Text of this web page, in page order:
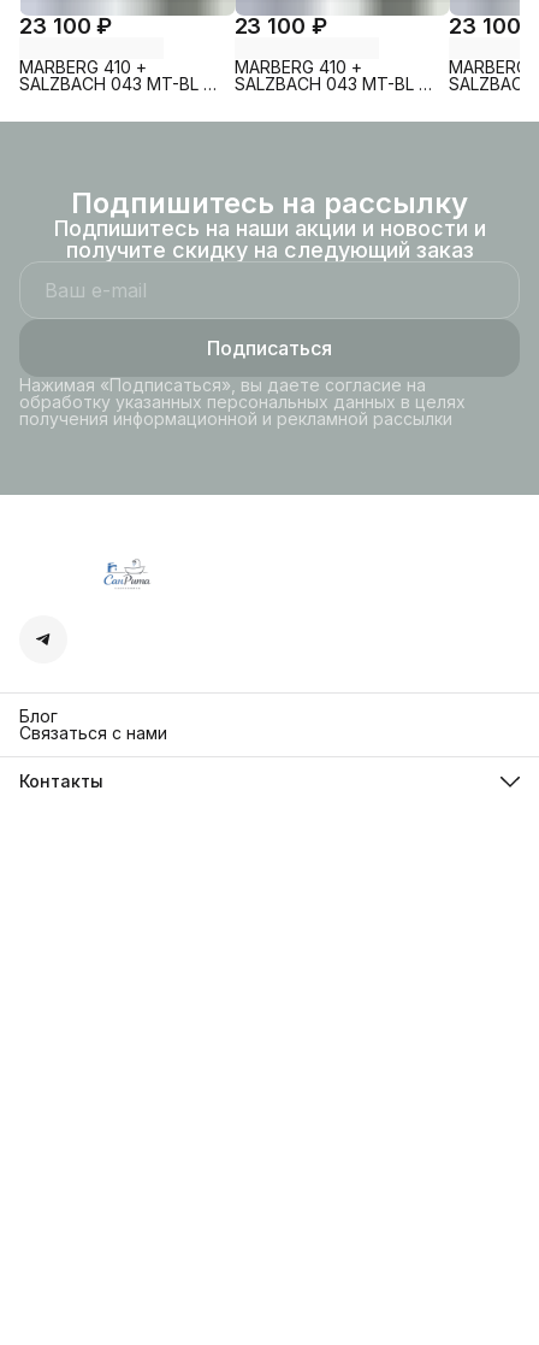
23 100 ₽
MARBERG 410 +
SALZBACH 043 MT-BL +
23 100 ₽
MARBERG 410 +
SALZBACH 043 MT-BL +
23 100
MARBERG
Подпишитесь на рассылку
Подпишитесь на наши акции и новости и
получите скидку на следующий заказ
Подписаться
Нажимая «Подписаться», вы даете согласие на
обработку указанных персональных данных в целях
получения информационной и рекламной рассылки
Блог
Связаться с нами
Контакты